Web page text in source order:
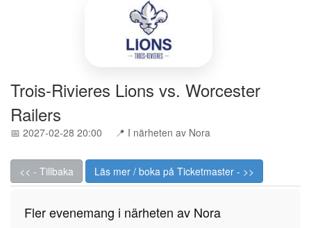
Trois-Rivieres Lions vs. Worcester
Railers
📅 2027-02-28 20:00 📍 I närheten av Nora
<< - Tillbaka Läs mer / boka på Ticketmaster - >>
Fler evenemang i närheten av Nora